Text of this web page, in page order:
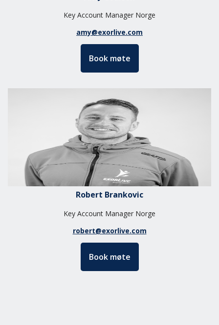
Key Account Manager Norge
amy@exorlive.com
Book møte
Robert Brankovic
Key Account Manager Norge
robert@exorlive.com
Book møte